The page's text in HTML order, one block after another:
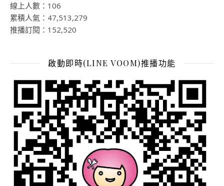
線上人數：106
累積人氣：47,513,279
推播訂閱：152,520
啟動即時(LINE VOOM)推播功能